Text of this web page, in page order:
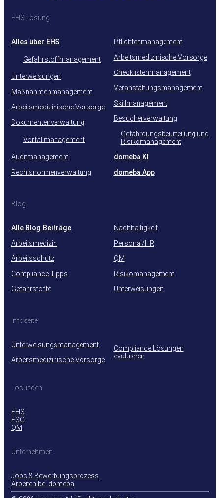
EHS Lösung
Alles über EHS
Gefahrstoffmanagement
Unterweisungen
Maßnahmenmanagement
Arbeitsmedizinische Vorsorge
Dokumentenverwaltung
Vorfallmanagement
Auditmanagement
Rechtsnormenverwaltung
Pflichtenmanagement
Arbeitsmedizinische Vorsorge
Checklistenmanagement
Veranstaltungsmanagement
Skillmanagement
Besucherverwaltung
Gefährdungsbeurteilung und
Risikomanagement
domeba KI
domeba App
Blog
Alle Blog Beiträge
Arbeitsmedizin
Arbeitsschutz
Compliance Tipps
Gefahrstoffe
Nachhaltigkeit
Personal/HR
QM
Risikomanagement
Unterweisungen
Infoseite
Unterweisungsmanagement
Arbeitsmedizinische Vorsorge
Compliance Lösungen
evaluieren
Lösungen
EHS
ESG
QM
Unternehmen
Jobs & Bewerbungsprozess
Arbeiten bei domeba